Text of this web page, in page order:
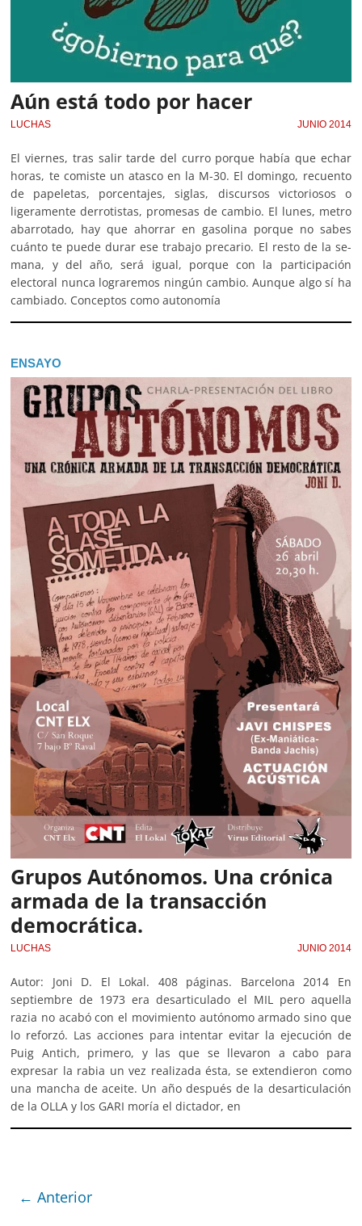
Aún está todo por hacer
LUCHAS JUNIO 2014
El viernes, tras salir tarde del curro porque había que echar
horas, te comiste un atasco en la M-30. El domingo, recuento
de papeletas, porcentajes, siglas, discursos victoriosos o
ligeramente derrotistas, promesas de cambio. El lunes, metro
abarrotado, hay que ahorrar en gasolina porque no sabes
cuánto te puede durar ese trabajo precario. El resto de la se­
mana, y del año, será igual, porque con la participación
electoral nunca lograremos ningún cambio. Aunque algo sí ha
cambiado. Conceptos como autonomía
ENSAYO
Grupos Autónomos. Una crónica
armada de la transacción
democrática.
LUCHAS JUNIO 2014
Autor: Joni D. El Lokal. 408 páginas. Barcelona 2014 En
septiembre de 1973 era desarticulado el MIL pero aquella
razia no acabó con el movimiento autónomo armado sino que
lo reforzó. Las acciones para intentar evitar la ejecución de
Puig Antich, primero, y las que se llevaron a cabo para
expresar la rabia un vez realizada ésta, se extendieron como
una mancha de aceite. Un año después de la desarticulación
de la OLLA y los GARI moría el dictador, en
← Anterior